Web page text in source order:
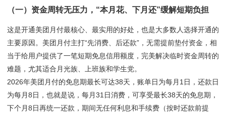
（一）资金周转无压力，“本月花、下月还”缓解短期负担
这是开通美团月付最核心、最实用的好处，也是大多数人选择开通的
主要原因。美团月付主打“先消费、后还款”，无需提前垫付资金，相
当于给用户提供了一笔短期免息信用额度，完美解决临时资金周转的
难题，尤其适合月光族、上班族和学生党。
2026年美团月付的免息期最长可达38天，账单日为每月1日，还款日
为每月8日，也就是说，每月31日消费，可享受最长38天的免息期，
下个月8日再统一还款，期间无任何利息和手续费（按时还款前提